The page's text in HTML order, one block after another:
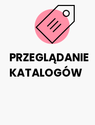
PRZEGLĄDANIE
KATALOGÓW